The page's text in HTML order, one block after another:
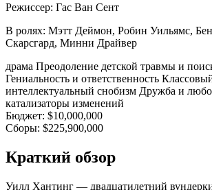
Режиссер: Гас Ван Сент
В ролях: Мэтт Деймон, Робин Уильямс,
Скарсгард, Минни Драйвер
драма Преодоление детской травмы и
Гениальность и ответственность
интеллектуальный снобизм Дружба и
катализаторы изменений
Бюджет: $10,000,000
Сборы: $225,900,000
Краткий обзор
Уилл Хантинг — двадцатилетний